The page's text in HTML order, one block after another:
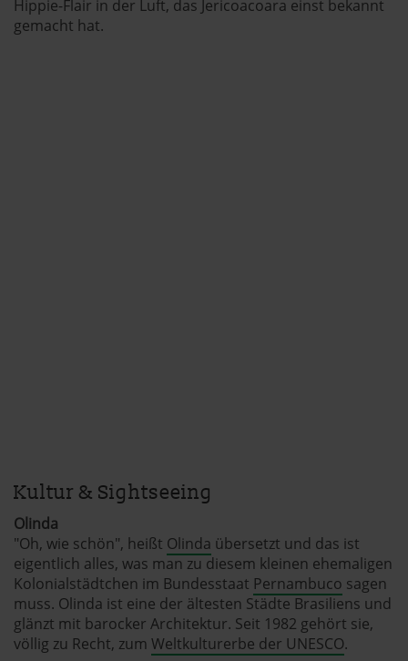
Hippie-Flair in der Luft, das Jericoacoara einst bekannt
gemacht hat.
Kultur & Sightseeing
Olinda
"Oh, wie schön", heißt Olinda übersetzt und das ist
eigentlich alles, was man zu diesem kleinen ehemaligen
Kolonialstädtchen im Bundesstaat Pernambuco sagen
muss. Olinda ist eine der ältesten Städte Brasiliens und
glänzt mit barocker Architektur. Seit 1982 gehört sie,
völlig zu Recht, zum Weltkulturerbe der UNESCO.